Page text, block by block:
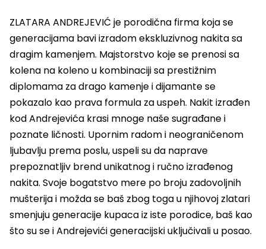
ZLATARA ANDREJEVIĆ je porodična firma koja se
generacijama bavi izradom ekskluzivnog nakita sa
dragim kamenjem. Majstorstvo koje se prenosi sa
kolena na koleno u kombinaciji sa prestižnim
diplomama za drago kamenje i dijamante se
pokazalo kao prava formula za uspeh. Nakit izrađen
kod Andrejevića krasi mnoge naše sugrađane i
poznate ličnosti. Upornim radom i neograničenom
ljubavlju prema poslu, uspeli su da naprave
prepoznatljiv brend unikatnog i ručno izrađenog
nakita. Svoje bogatstvo mere po broju zadovoljnih
mušterija i možda se baš zbog toga u njihovoj zlatari
smenjuju generacije kupaca iz iste porodice, baš kao
što su se i Andrejevići generacijski uključivali u posao.